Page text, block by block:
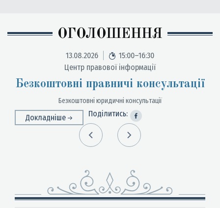
ОГОЛОШЕННЯ
13.08.2026
15:00–16:30
Центр правової інформації
Безкоштовні правничі консультації
Безкоштовні юридичні консультації
Докладніше Поділитись: